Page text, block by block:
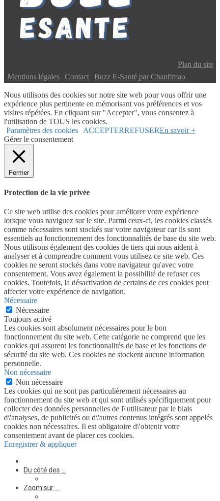
Plan du site
Mentions légales Contact Buzz E-Santé par Chanfimao
Nous utilisons des cookies sur notre site web pour vous offrir une
expérience plus pertinente en mémorisant vos préférences et vos
visites répétées. En cliquant sur "Accepter", vous consentez à
l'utilisation de TOUS les cookies.
Paramètres des cookies
ACCEPTERREFUSEREn savoir +
Gérer le consentement
Fermer
Protection de la vie privée
Ce site web utilise des cookies pour améliorer votre expérience
lorsque vous naviguez sur le site. Parmi ceux-ci, les cookies classés
comme nécessaires sont stockés sur votre navigateur car ils sont
essentiels au fonctionnement des fonctionnalités de base du site web.
Nous utilisons également des cookies de tiers qui nous aident à
analyser et à comprendre comment vous utilisez ce site web. Ces
cookies ne seront stockés dans votre navigateur qu'avec votre
consentement. Vous avez également la possibilité de refuser ces
cookies. Toutefois, la désactivation de certains de ces cookies peut
affecter votre expérience de navigation.
Nécessaire
Nécessaire
Toujours activé
Les cookies sont absolument nécessaires pour le bon
fonctionnement du site web. Cette catégorie ne comprend que les
cookies qui assurent les fonctionnalités de base et les fonctions de
sécurité du site web. Ces cookies ne stockent aucune information
personnelle.
Non nécessaire
Non nécessaire
Les cookies qui ne sont pas particulièrement nécessaires au
fonctionnement du site web et qui sont utilisés spécifiquement pour
collecter des données personnelles de l\'utilisateur par le biais
d\'analyses, de publicités ou d\'autres contenus intégrés sont appelés
cookies non nécessaires. Il est obligatoire d\'obtenir votre
consentement avant de placer ces cookies.
Enregistrer & appliquer
Du côté des …
Zoom sur …